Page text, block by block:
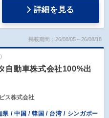
詳細を見る
掲載期間：26/08/05～26/08/18
自動車株式会社100%出
ス株式会社
県 / 中国 / 韓国 / 台湾 / シンガポー